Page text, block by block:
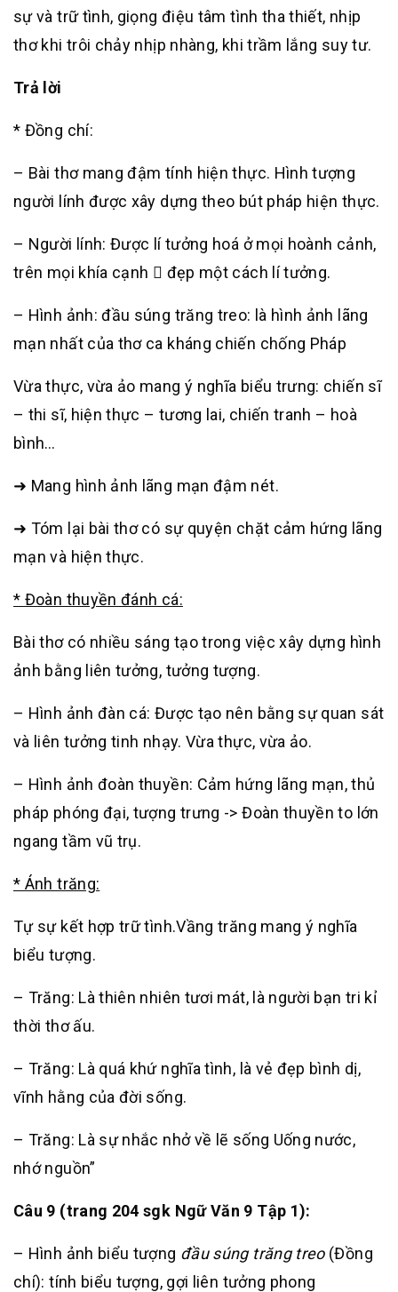
sự và trữ tình, giọng điệu tâm tình tha thiết, nhịp
thơ khi trôi chảy nhịp nhàng, khi trầm lắng suy tư.
Trả lời
* Đồng chí:
– Bài thơ mang đậm tính hiện thực. Hình tượng
người lính được xây dựng theo bút pháp hiện thực.
– Người lính: Được lí tưởng hoá ở mọi hoành cảnh,
trên mọi khía cạnh  đẹp một cách lí tưởng.
– Hình ảnh: đầu súng trăng treo: là hình ảnh lãng
mạn nhất của thơ ca kháng chiến chống Pháp
Vừa thực, vừa ảo mang ý nghĩa biểu trưng: chiến sĩ
– thi sĩ, hiện thực – tương lai, chiến tranh – hoà
bình…
➜ Mang hình ảnh lãng mạn đậm nét.
➜ Tóm lại bài thơ có sự quyện chặt cảm hứng lãng
mạn và hiện thực.
* Đoàn thuyền đánh cá:
Bài thơ có nhiều sáng tạo trong việc xây dựng hình
ảnh bằng liên tưởng, tưởng tượng.
– Hình ảnh đàn cá: Được tạo nên bằng sự quan sát
và liên tưởng tinh nhạy. Vừa thực, vừa ảo.
– Hình ảnh đoàn thuyền: Cảm hứng lãng mạn, thủ
pháp phóng đại, tượng trưng -> Đoàn thuyền to lớn
ngang tầm vũ trụ.
* Ánh trăng:
Tự sự kết hợp trữ tình.Vầng trăng mang ý nghĩa
biểu tượng.
– Trăng: Là thiên nhiên tươi mát, là người bạn tri kỉ
thời thơ ấu.
– Trăng: Là quá khứ nghĩa tình, là vẻ đẹp bình dị,
vĩnh hằng của đời sống.
– Trăng: Là sự nhắc nhở về lẽ sống Uống nước,
nhớ nguồn”
Câu 9 (trang 204 sgk Ngữ Văn 9 Tập 1):
– Hình ảnh biểu tượng đầu súng trăng treo(Đồng
chí): tính biểu tượng, gợi liên tưởng phong